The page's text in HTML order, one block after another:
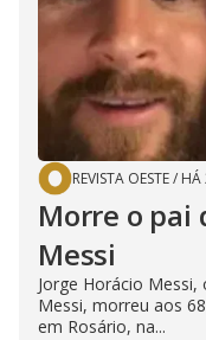
REVISTA OESTE/ HÁ
Morre o pai
Messi
Jorge Horácio
Messi, morreu aos
em Rosário, na...